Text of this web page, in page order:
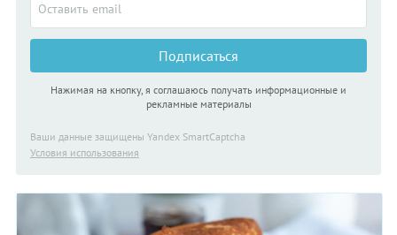
Подписаться
Нажимая на кнопку, я соглашаюсь получать информационные и
рекламные материалы
Ваши данные защищены Yandex SmartCaptcha
Условия использования